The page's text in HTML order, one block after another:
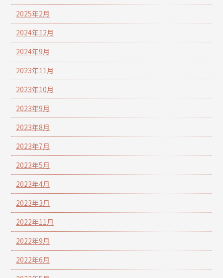
2025年2月
2024年12月
2024年9月
2023年11月
2023年10月
2023年9月
2023年8月
2023年7月
2023年5月
2023年4月
2023年3月
2022年11月
2022年9月
2022年6月